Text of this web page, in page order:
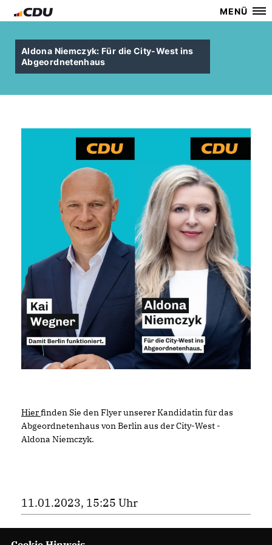
MENÜ
Aldona Niemczyk: Für die City-West ins
Abgeordnetenhaus
Hierfinden Sie den Flyer unserer Kandidatin für das
Abgeordnetenhaus von Berlin aus der City-West -
Aldona Niemczyk.
11.01.2023, 15:25 Uhr